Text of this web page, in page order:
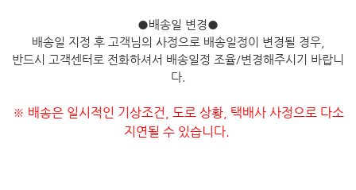
●배송일 변경●
배송일 지정 후 고객님의 사정으로 배송일정이 변경될 경우,
반드시 고객센터로 전화하셔서 배송일정 조율/변경해주시기 바랍니
다.
※ 배송은 일시적인 기상조건, 도로 상황, 택배사 사정으로 다소
지연될 수 있습니다.